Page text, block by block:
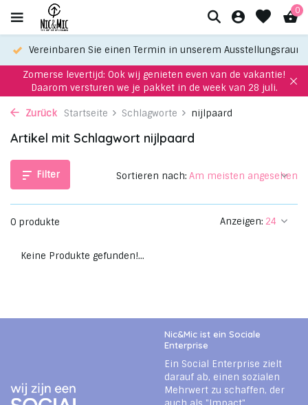
0
Vereinbaren Sie einen Termin in unserem Ausstellungsraum
Zomerse levertijd: Ook wij genieten even van de vakantie!
Daarom versturen we je pakket in de week van 28 juli.
Zurück Startseite Schlagworte nijlpaard
Artikel mit Schlagwort nijlpaard
Filter
0 produkte Anzeigen:
Sortieren nach:
Keine Produkte gefunden!...
Nic&Mic ist ein Sociale
Enterprise
Ein Social Enterprise zielt
darauf ab, einen sozialen
Mehrwert zu schaffen, der